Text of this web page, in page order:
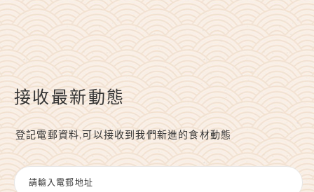
接收最新動態
登記電郵資料,可以接收到我們新進的食材動態